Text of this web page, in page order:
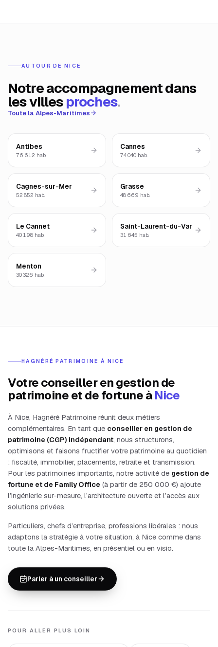
AUTOUR DENICE
Notre accompagnement dans
les villes proches.
Toute la Alpes-Maritimes
Antibes
76 612 hab.
Cannes
74 040 hab.
Cagnes-sur-Mer
52 852 hab.
Grasse
48 669 hab.
Le Cannet
40 198 hab.
Saint-Laurent-du-Var
31 645 hab.
Menton
30 326 hab.
HAGNÉRÉ PATRIMOINE À NICE
Votre conseiller en gestion de
patrimoine et de fortune à Nice
À Nice, Hagnéré Patrimoine réunit deux métiers
complémentaires. En tant que conseiller en gestion de
patrimoine (CGP) indépendant, nous structurons,
optimisons et faisons fructifier votre patrimoine au quotidien
: fiscalité, immobilier, placements, retraite et transmission.
Pour les patrimoines importants, notre activité de gestion de
fortune et de Family Office (à partir de 250 000 €) ajoute
l’ingénierie sur-mesure, l’architecture ouverte et l’accès aux
solutions privées.
Particuliers, chefs d’entreprise, professions libérales : nous
adaptons la stratégie à votre situation, à Nice comme dans
toute la Alpes-Maritimes, en présentiel ou en visio.
Parler à un conseiller
POUR ALLER PLUS LOIN